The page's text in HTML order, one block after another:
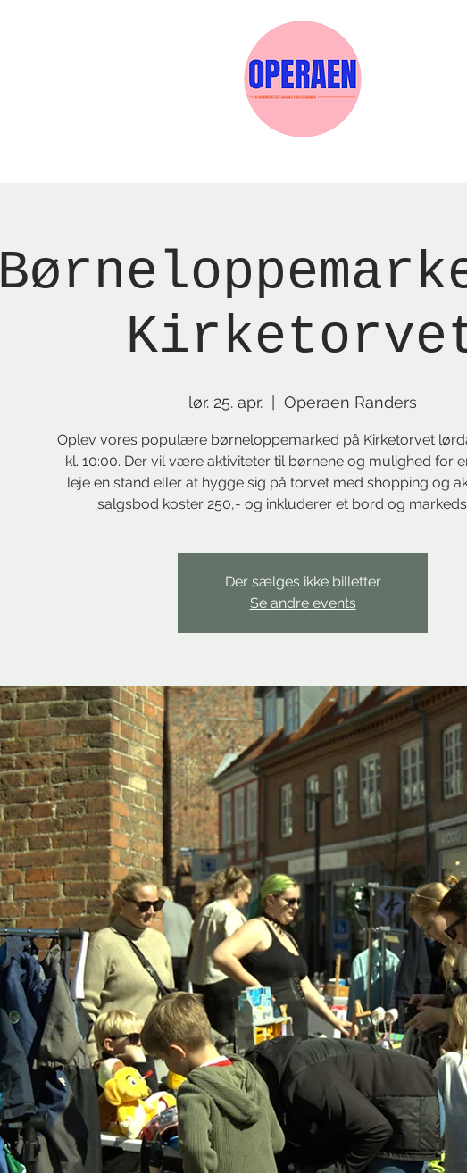
lør. 25. apr. Operaen Randers
Oplev vores populære børneloppemarked på Kirketorvet
kl. 10:00. Der vil være aktiviteter til børnene og mulighed for
leje en stand eller at hygge sig på torvet med shopping og
salgsbod koster 250,- og inkluderer et bord og
Der sælges ikke billetter
Se andre events